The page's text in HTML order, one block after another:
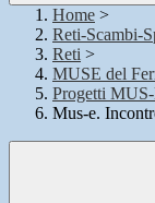
Home >
Reti-Scambi-
Reti >
MUSE del
Progetti
Mus-e.